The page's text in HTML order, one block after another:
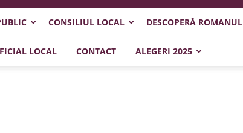
Municipiul
CONSILIUL LOCAL DESCOPERĂ ROMANUL
LOCAL CONTACT ALEGERI 2025